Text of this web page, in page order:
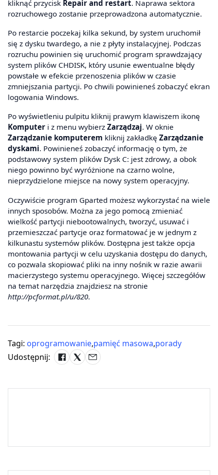
kliknąć przycisk Repair and restart. Naprawa sektora
rozruchowego zostanie przeprowadzona automatycznie.
Po restarcie poczekaj kilka sekund, by system uruchomił
się z dysku twardego, a nie z płyty instalacyjnej. Podczas
rozruchu powinien się uruchomić program sprawdzający
system plików CHDISK, który usunie ewentualne błędy
powstałe w efekcie przenoszenia plików w czasie
zmniejszania partycji. Po chwili powinieneś zobaczyć ekran
logowania Windows.
Po wyświetleniu pulpitu kliknij prawym klawiszem ikonę
Komputer i z menu wybierz Zarządzaj. W oknie
Zarządzanie komputerem kliknij zakładkę Zarządzanie
dyskami. Powinieneś zobaczyć informację o tym, że
podstawowy system plików Dysk C: jest zdrowy, a obok
niego powinno być wyróżnione na czarno wolne,
nieprzydzielone miejsce na nowy system operacyjny.
Oczywiście program Gparted możesz wykorzystać na wiele
innych sposobów. Można za jego pomocą zmieniać
wielkość partycji niebootowalnych, tworzyć, usuwać i
przemieszczać partycje oraz formatować je w jednym z
kilkunastu systemów plików. Dostępna jest także opcja
montowania partycji w celu uzyskania dostępu do danych,
co pozwala skopiować pliki na inny nośnik w razie awarii
macierzystego systemu operacyjnego. Więcej szczegółów
na temat narzędzia znajdziesz na stronie
http://pcformat.pl/u/820.
Tagi: oprogramowanie,pamięć masowa,porady
Udostępnij: